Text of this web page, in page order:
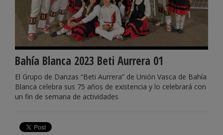
Bahía Blanca 2023 Beti Aurrera 01
El Grupo de Danzas “Beti Aurrera” de Unión Vasca de Bahía
Blanca celebra sus 75 años de existencia y lo celebrará con
un fin de semana de actividades